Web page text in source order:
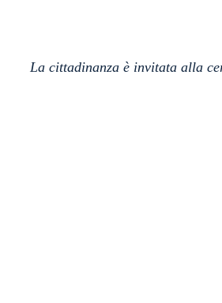
La cittadinanza è invitata alla